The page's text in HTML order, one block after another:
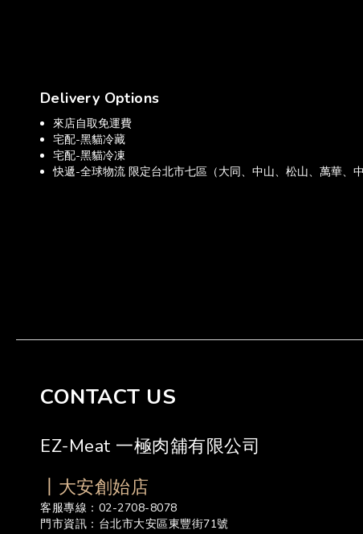
Delivery Options
來店自取免運費
宅配-黑貓冷藏
宅配-黑貓冷凍
快遞-全球物流 限定台北市七區（大同、中山、松山、萬華、
CONTACT US
EZ-Meat 一極肉舖有限公司
┃大安創始店
客服專線：02-2708-8078
門市資訊：台北市大安區東豐街71號